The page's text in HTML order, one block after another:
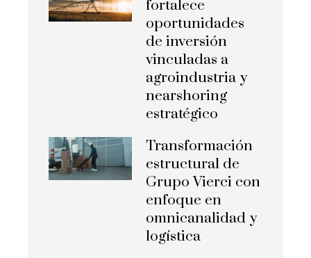
fortalece
oportunidades
de inversión
vinculadas a
agroindustria y
nearshoring
estratégico
Transformación
estructural de
Grupo Vierci con
enfoque en
omnicanalidad y
logística